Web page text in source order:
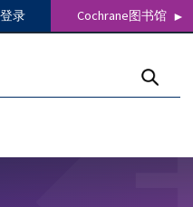
登录 Cochrane图书馆